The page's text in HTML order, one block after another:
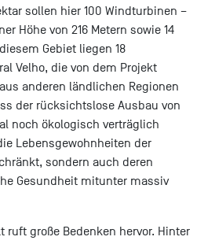
sollen hier 100 Windturbinen –
Höhe von 216 Metern sowie 14
Gebiet liegen 18
Velho, die von dem Projekt
anderen ländlichen Regionen
der rücksichtslose Ausbau von
noch ökologisch verträglich
Lebensgewohnheiten der
sondern auch deren
Gesundheit mitunter massiv
ruft große Bedenken hervor. Hinter